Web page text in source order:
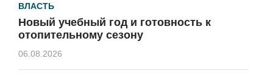
ВЛАСТЬ
Новый учебный год и готовность к
отопительному сезону
06.08.2026